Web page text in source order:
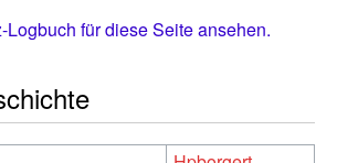
Logbuch für diese Seite ansehen.